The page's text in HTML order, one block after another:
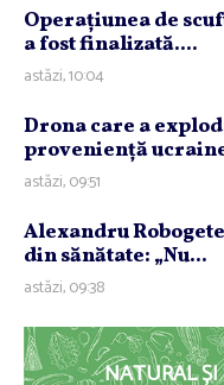
Operaţiunea de
a fost finalizată....
astăzi, 10:04
Drona care a
provenienţă
astăzi, 09:51
Alexandru
din sănătate: „Nu...
astăzi, 09:38
NATURAL